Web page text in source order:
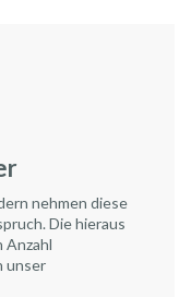
nehmen diese
Die hieraus
Anzahl
unser